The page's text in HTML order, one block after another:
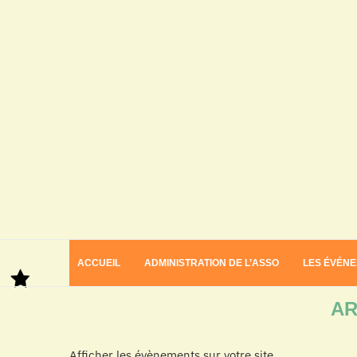
ACCUEIL ADMINISTRATION DE L’ASSO LES